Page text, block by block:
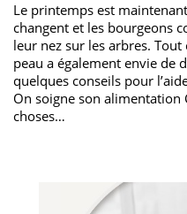
Le printemps est
changent et les bourgeons
leur nez sur les arbres.
peau a également envie de
quelques conseils pour
On soigne son alimentation
choses…